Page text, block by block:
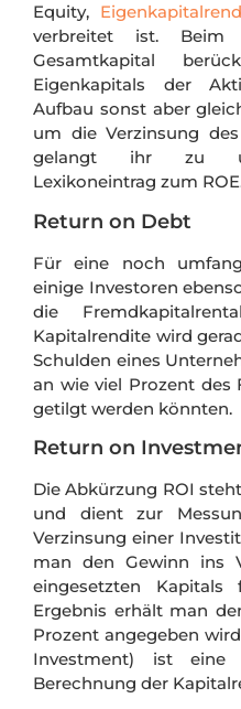
Equity,
verbreitet ist.
Gesamtkapital
Eigenkapitals der
Aufbau sonst aber
um die Verzinsung
gelangt ihr zu
Lexikoneintrag zum
Return on Debt
Für eine noch
einige Investoren
die
Kapitalrendite wird
Schulden eines
an wie viel Prozent des
getilgt werden könnten.
Return on
Die Abkürzung ROI
und dient zur
Verzinsung einer
man den Gewinn ins
eingesetzten
Ergebnis erhält man
Prozent angegeben
Investment) ist eine
Berechnung der